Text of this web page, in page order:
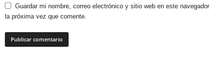
Guardar mi nombre, correo electrónico y sitio web en este navegador
la próxima vez que comente.